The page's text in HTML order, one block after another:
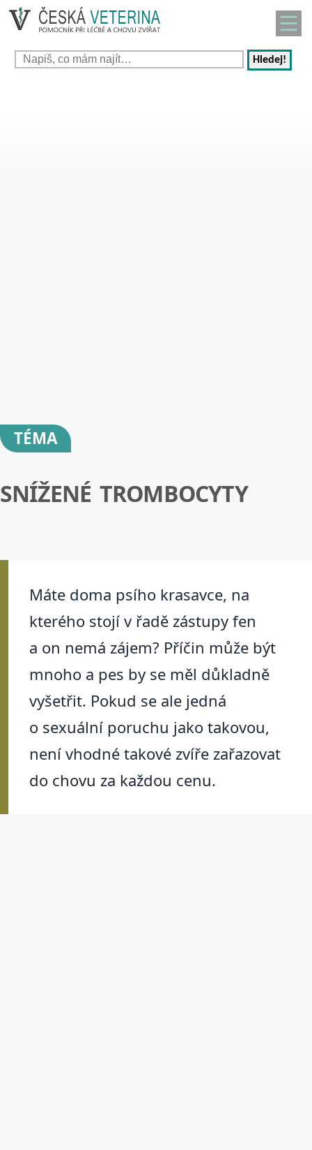
Hledej!
TÉMA
SNÍŽENÉ TROMBOCYTY
Máte doma psího krasavce, na
kterého stojí v řadě zástupy fen
a on nemá zájem? Příčin může být
mnoho a pes by se měl důkladně
vyšetřit. Pokud se ale jedná
o sexuální poruchu jako takovou,
není vhodné takové zvíře zařazovat
do chovu za každou cenu.